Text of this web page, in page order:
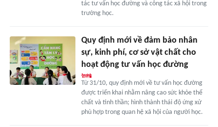
tác tư vấn học đường và công tác xã hội trong
trường học.
Quy định mới về đảm bảo nhân
sự, kinh phí, cơ sở vật chất cho
hoạt động tư vấn học đường
Từ 31/10, quy định mới về tư vấn học đường
được triển khai nhằm nâng cao sức khỏe thể
chất và tinh thần; hình thành thái độ ứng xử
phù hợp trong quan hệ xã hội của người học.